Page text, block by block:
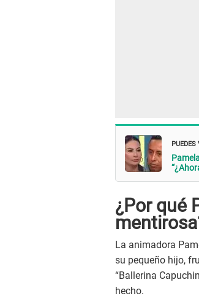
PUEDES
¿Por qué
La animadora
su pequeño hijo,
“Ballerina
hecho.